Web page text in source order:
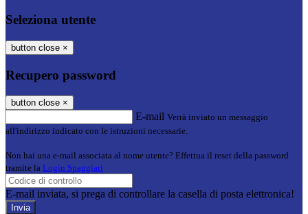
Seleziona utente
button close ×
Recupero password
button close ×
E-mail Verrà inviato un messaggio
all'indirizzo indicato con le istruzioni necessarie.
Non hai una e-mail associata al nome utente? Effettua il reset della password
tramite la Login Spaggiari
E-mail inviata, si prega di controllare la casella di posta elettronica!